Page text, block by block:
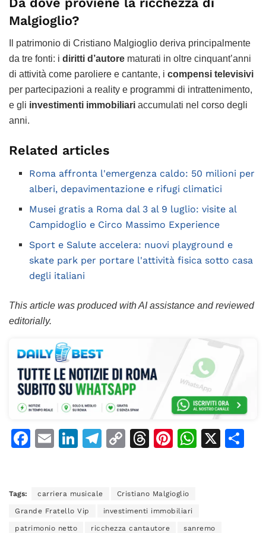
Malgioglio?
Il patrimonio di Cristiano Malgioglio deriva principalmente
da tre fonti: i diritti d’autore maturati in oltre cinquant’anni
di attività come paroliere e cantante, i compensi televisivi
per partecipazioni a reality e programmi di intrattenimento,
e gli investimenti immobiliari accumulati nel corso degli
anni.
Related articles
Roma affronta l'emergenza caldo: 50 milioni per
alberi, depavimentazione e rifugi climatici
Musei gratis a Roma dal 3 al 9 luglio: visite al
Campidoglio e Circo Massimo Experience
Sport e Salute accelera: nuovi playground e
skate park per portare l'attività fisica sotto casa
degli italiani
This article was produced with AI assistance and reviewed
editorially.
F
e
b
E
l
Li
e
dI
T
gr
a
C
y
Li
T
a
d
Pi
re
st
W
X
Tags: carriera musicale Cristiano Malgioglio
Grande Fratello Vip investimenti immobiliari
patrimonio netto ricchezza cantautore sanremo